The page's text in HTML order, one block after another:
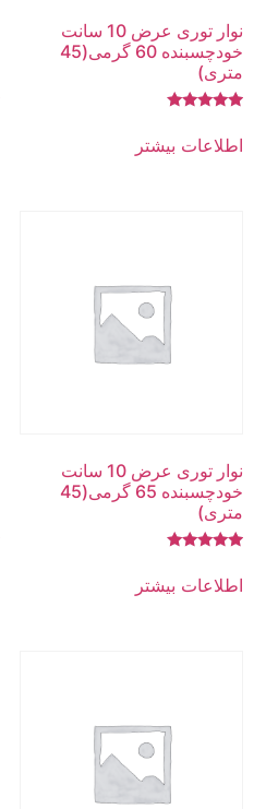
نوار توری عرض 10 سانت
خودچسبنده 60 گرمی(45
متری)
5.00
از 5
اطلاعات بیشتر
نوار توری عرض 10 سانت
خودچسبنده 65 گرمی(45
متری)
5.00
از 5
اطلاعات بیشتر